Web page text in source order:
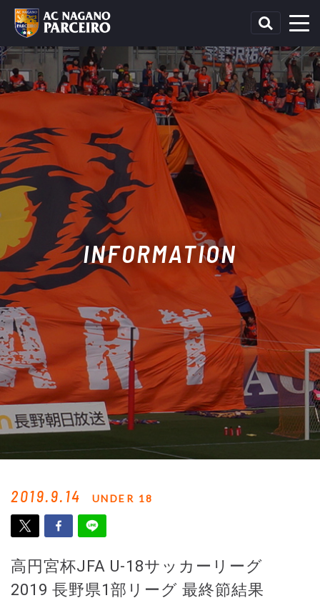
INFORMATION
2019.9.14 UNDER 18
高円宮杯JFA U-18サッカーリーグ
2019 長野県1部リーグ 最終節結果